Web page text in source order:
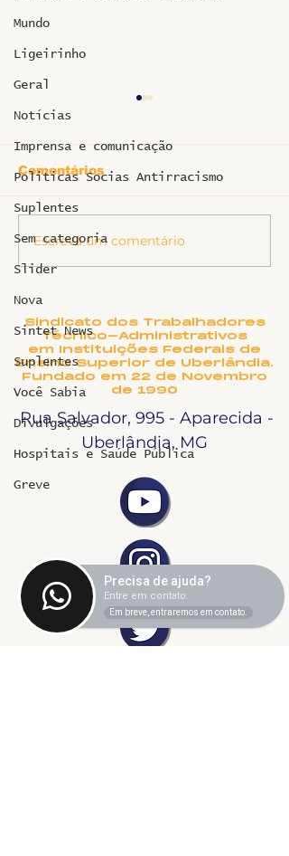
Mundo
Ligeirinho
Geral
Notícias
Imprensa e comunicação
Politicas Socias Antirracismo
Suplentes
Sem categoria
Slider
Nova
Sintet News
Suplentes
Você Sabia
Divulgações
Hospitais e Saúde Pública
Greve
GT do MEC divulga
regulamentação do
conquista simbólica
da luta coletiva
Comentários
Escreva um comentário
Sindicato dos Trabalhadores
Técnico-Administrativos
em Instituições Federais de
Ensino Superior de Uberlândia.
Fundado em 22 de Novembro
de 1990
Rua Salvador, 995 - Aparecida -
Uberlândia, MG
Precisa de ajuda?
Entre em contato.
Em breve, entraremos em contato.